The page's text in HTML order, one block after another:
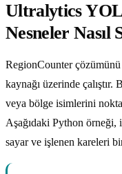
Ultralytics
Nesneler Nasıl
RegionCounter
kaynağı üzerinde
veya bölge isimlerini
Aşağıdaki Python
sayar ve işlenen kareleri